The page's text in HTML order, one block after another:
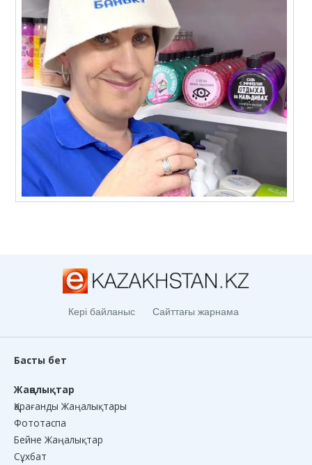
Кері байланыс Сайттағы жарнама
Басты бет
Жаңалықтар
Қарағанды Жаңалықтары
Фототаспа
Бейне Жаңалықтар
Сұхбат